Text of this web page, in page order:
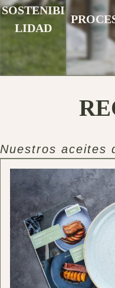
SOSTENIBI
LIDAD
Nuestros aceites